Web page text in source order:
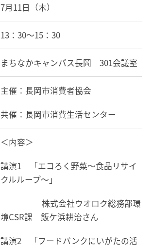
7月11日（木）
13：30～15：30
まちなかキャンパス長岡 301会議室
主催：長岡市消費者協会
共催：長岡市消費生活センター
＜内容＞
講演1 「エコろく野菜～食品リサイ
クルループ～」
株式会社ウオロク総務部環
境CSR課 飯ケ浜耕治さん
講演2 「フードバンクにいがたの活